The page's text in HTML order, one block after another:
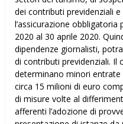
dei contributi previdenziali
l’assicurazione
2020 al 30 aprile 2020.
dipendenze giornalisti,
di contributi previdenziali. Il
determinano minori entrate
circa 15 milioni di euro
di misure volte al
afferenti l’adozione di